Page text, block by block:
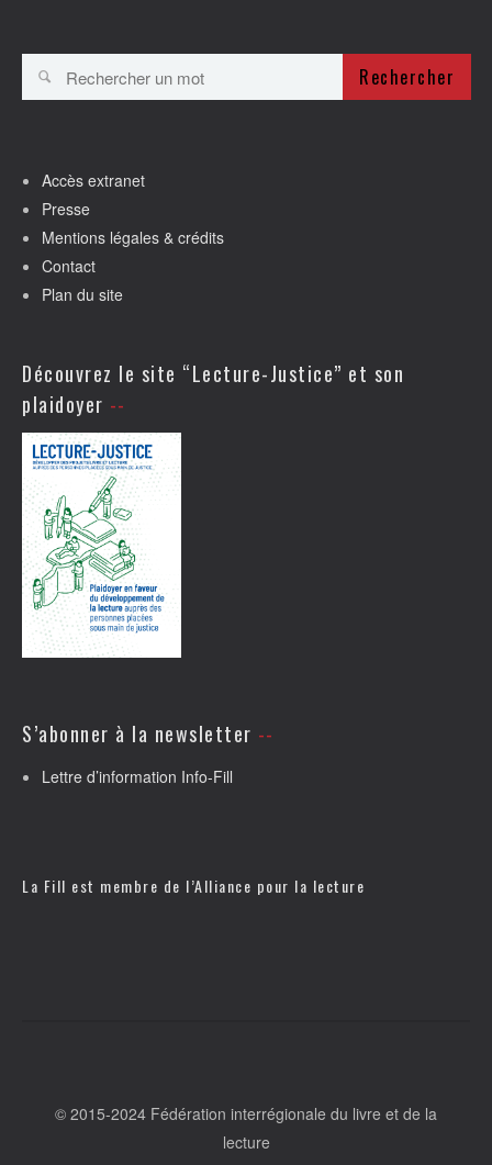
Rechercher
Accès extranet
Presse
Mentions légales & crédits
Contact
Plan du site
Découvrez le site “Lecture-Justice” et son
plaidoyer
S’abonner à la newsletter
Lettre d’information Info-Fill
La Fill est membre de l’Alliance pour la lecture
© 2015-2024 Fédération interrégionale du livre et de la
lecture